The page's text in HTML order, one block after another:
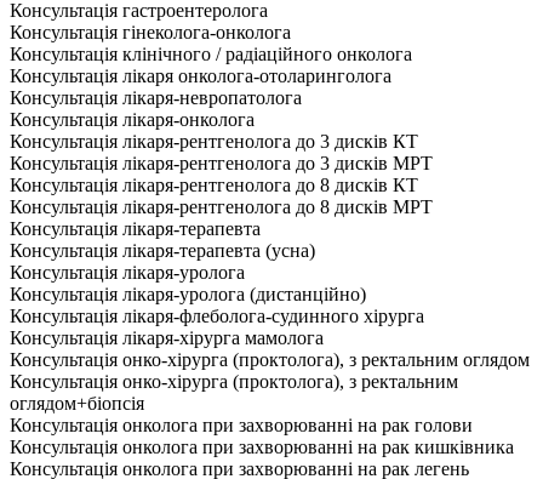
Консультація гастроентеролога
Консультація гінеколога-онколога
Консультація клінічного / радіаційного онколога
Консультація лікаря онколога-отоларинголога
Консультація лікаря-невропатолога
Консультація лікаря-онколога
Консультація лікаря-рентгенолога до 3 дисків КТ
Консультація лікаря-рентгенолога до 3 дисків МРТ
Консультація лікаря-рентгенолога до 8 дисків КТ
Консультація лікаря-рентгенолога до 8 дисків МРТ
Консультація лікаря-терапевта
Консультація лікаря-терапевта (усна)
Консультація лікаря-уролога
Консультація лікаря-уролога (дистанційно)
Консультація лікаря-флеболога-судинного хірурга
Консультація лікаря-хірурга мамолога
Консультація онко-хірурга (проктолога), з ректальним оглядом
Консультація онко-хірурга (проктолога), з ректальним
оглядом+біопсія
Консультація онколога при захворюванні на рак голови
Консультація онколога при захворюванні на рак кишківника
Консультація онколога при захворюванні на рак легень